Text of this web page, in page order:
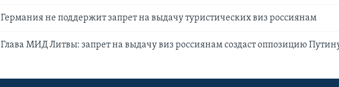
Германия не поддержит запрет на выдачу туристических виз россиянам
Глава МИД Литвы: запрет на выдачу виз россиянам создаст оппозицию